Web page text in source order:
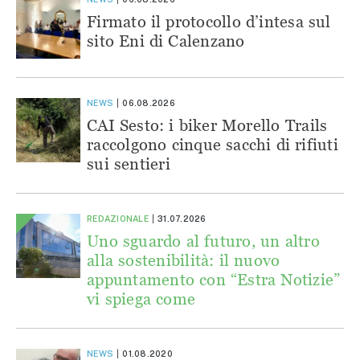
Firmato il protocollo d’intesa sul
sito Eni di Calenzano
NEWS 06.08.2026
CAI Sesto: i biker Morello Trails
raccolgono cinque sacchi di rifiuti
sui sentieri
REDAZIONALE 31.07.2026
Uno sguardo al futuro, un altro
alla sostenibilità: il nuovo
appuntamento con “Estra Notizie”
vi spiega come
NEWS 01.08.2020